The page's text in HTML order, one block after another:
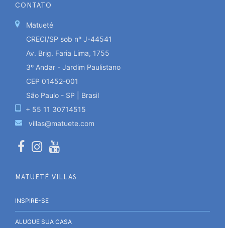
CONTATO
Matueté
CRECI/SP sob nº J-44541
Av. Brig. Faria Lima, 1755
3º Andar - Jardim Paulistano
CEP 01452-001
São Paulo - SP | Brasil
+ 55 11 30714515
villas@matuete.com
MATUETÉ VILLAS
INSPIRE-SE
ALUGUE SUA CASA